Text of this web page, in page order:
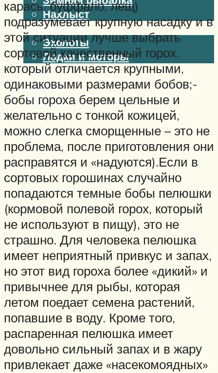
Нахлыст
Снаряжение
Эхолоты
Лодки и моторы
Узлы
Рецепты
Разное
Меню
карась, буффало, лещ)
подразумевает крупную насадку и в
этой ситуации лучше выбрать
сортовой качественный горох,
который отличается крупными,
одинаковыми размерами бобов;-
бобы гороха берем цельные и
желательно с тонкой кожицей,
можно слегка сморщенные – это не
проблема, после приготовления они
расправятся и «надуются).Если в
сортовых горошинах случайно
попадаются темные бобы пелюшки
(кормовой полевой горох, который
не используют в пищу), это не
страшно. Для человека пелюшка
имеет неприятный привкус и запах,
но этот вид гороха более «дикий» и
привычнее для рыбы, которая
летом поедает семена растений,
попавшие в воду. Кроме того,
распаренная пелюшка имеет
довольно сильный запах и в жару
привлекает даже «насекомоядных»